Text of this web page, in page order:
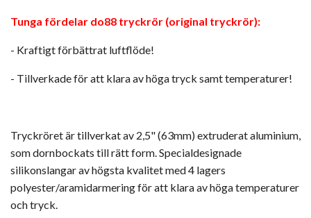
Tunga fördelar do88 tryckrör (original tryckrör):
- Kraftigt förbättrat luftflöde!
- Tillverkade för att klara av höga tryck samt temperaturer!
Tryckröret är tillverkat av 2,5" (63mm) extruderat aluminium,
som dornbockats till rätt form. Specialdesignade
silikonslangar av högsta kvalitet med 4 lagers
polyester/aramidarmering för att klara av höga temperaturer
och tryck.